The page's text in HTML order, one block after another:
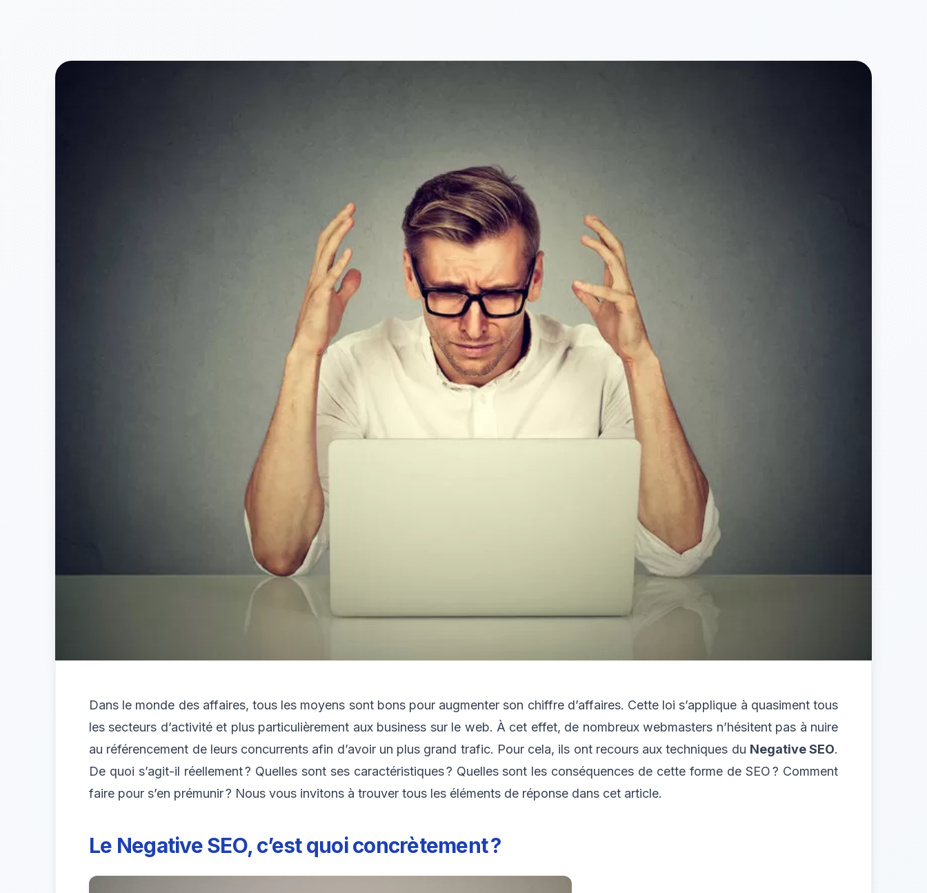
Dans le monde des affaires, tous les moyens sont bons pour augmenter son chiffre d’affaires. Cette loi s’applique à quasiment tous
les secteurs d’activité et plus particulièrement aux business sur le web. À cet effet, de nombreux webmasters n’hésitent pas à nuire
au référencement de leurs concurrents afin d’avoir un plus grand trafic. Pour cela, ils ont recours aux techniques du Negative SEO.
De quoi s’agit-il réellement ? Quelles sont ses caractéristiques ? Quelles sont les conséquences de cette forme de SEO ? Comment
faire pour s’en prémunir ? Nous vous invitons à trouver tous les éléments de réponse dans cet article.
Le Negative SEO, c’est quoi concrètement ?